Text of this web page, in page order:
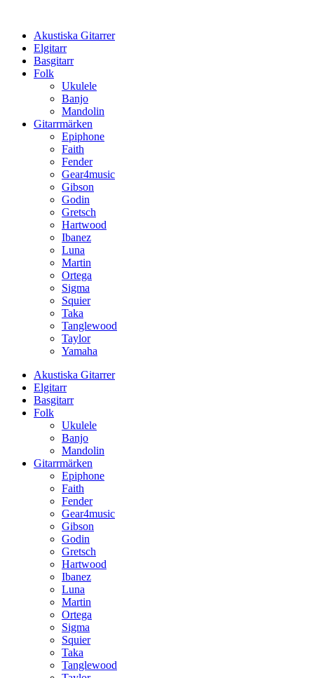
innehållAkustiska Gitarrer
Elgitarr
Basgitarr
Folk
Ukulele
Banjo
Mandolin
Gitarrmärken
Epiphone
Faith
Fender
Gear4music
Gibson
Godin
Gretsch
Hartwood
Ibanez
Luna
Martin
Ortega
Sigma
Squier
Taka
Tanglewood
Taylor
Yamaha
Akustiska Gitarrer
Elgitarr
Basgitarr
Folk
Ukulele
Banjo
Mandolin
Gitarrmärken
Epiphone
Faith
Fender
Gear4music
Gibson
Godin
Gretsch
Hartwood
Ibanez
Luna
Martin
Ortega
Sigma
Squier
Taka
Tanglewood